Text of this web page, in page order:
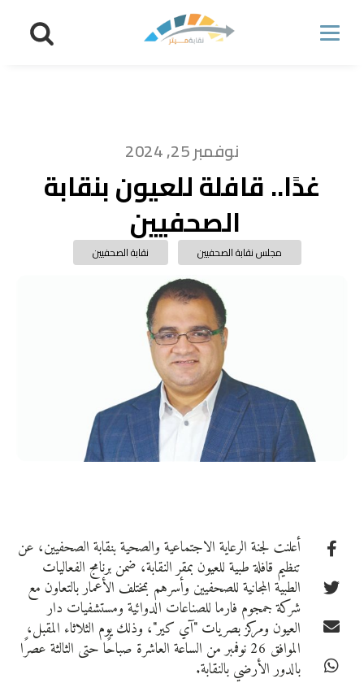
نوفمبر 25, 2024
غدًا.. قافلة للعيون بنقابة
الصحفيين
مجلس نقابة الصحفيين نقابة الصحفيين
أعلنت لجنة الرعاية الاجتماعية والصحية بنقابة الصحفيين، عن
تنظيم قافلة طبية للعيون بمقر النقابة، ضمن برنامج الفعاليات
الطبية المجانية للصحفيين وأسرهم بمختلف الأعمار بالتعاون مع
شركة جمجوم فارما للصناعات الدوائية ومستشفيات دار
العيون ومركز بصريات "آي كير"، وذلك يوم الثلاثاء المقبل،
الموافق 26 نوفمبر من الساعة العاشرة صباحًا حتى الثالثة عصرًا
بالدور الأرضي بالنقابة.